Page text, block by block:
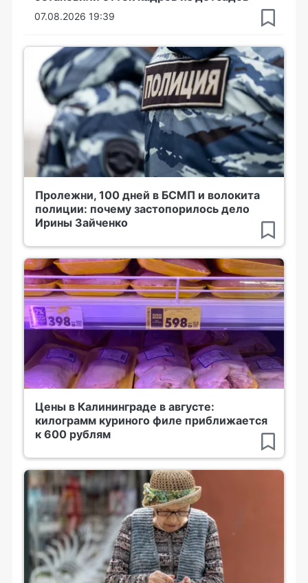
07.08.2026 19:39
Пролежни, 100 дней в БСМП и волокита
полиции: почему застопорилось дело
Ирины Зайченко
Цены в Калининграде в августе:
килограмм куриного филе приближается
к 600 рублям